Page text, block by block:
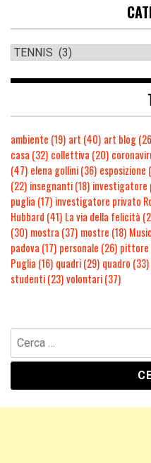
ambiente (19) art (40) art blog
casa (32) collettiva (20)
(47) elena gollini(36) esposizione
(22) insegnanti(18) investigatore
puglia (17) investigatore privato
Hubbard (41) La via della felicità
(30) mostra (37) mostre (18)
padova (17) personale (26) pittore
Puglia (16) quadri(29) quadro (33)
studenti(23)volontari(37)